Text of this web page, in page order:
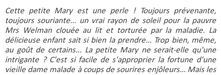
Cette petite Mary est une perle ! Toujours prévenante,
toujours souriante... un vrai rayon de soleil pour la pauvre
Mrs Welman clouée au lit et torturée par la maladie. La
délicieuse enfant sait si bien la prendre... Trop bien, même,
au goût de certains... La petite Mary ne serait-elle qu'une
intrigante ? C'est si facile de s'approprier la fortune d'une
vieille dame malade à coups de sourires enjôleurs... Mais les